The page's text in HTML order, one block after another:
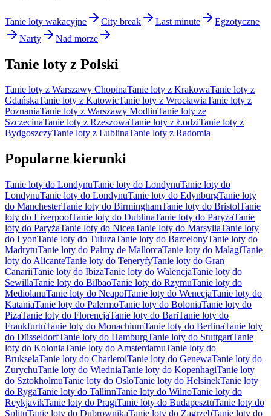
Tanie loty wakacyjne City break Last minute
Egzotyczne
Narty
Nad morze
Tanie loty z Polski
Tanie loty z Warszawy ChopinaTanie loty z KrakowaTanie loty z
GdańskaTanie loty z KatowicTanie loty z WrocławiaTanie loty z
PoznaniaTanie loty z Warszawy ModlinTanie loty ze
SzczecinaTanie loty z RzeszowaTanie loty z ŁodziTanie loty z
BydgoszczyTanie loty z LublinaTanie loty z Radomia
Popularne kierunki
Tanie loty do LondynuTanie loty do LondynuTanie loty do
LondynuTanie loty do LondynuTanie loty do EdynburgTanie loty
do ManchesterTanie loty do BirminghamTanie loty do BristolTanie
loty do LiverpoolTanie loty do DublinaTanie loty do ParyżaTanie
loty do ParyżaTanie loty do NiceaTanie loty do MarsyliaTanie loty
do LyonTanie loty do TuluzaTanie loty do BarcelonyTanie loty do
MadrytuTanie loty do Palmy de MallorcaTanie loty do MalagiTanie
loty do AlicanteTanie loty do TeneryfyTanie loty do Gran
CanariiTanie loty do IbizaTanie loty do WalencjaTanie loty do
SewillaTanie loty do BilbaoTanie loty do RzymuTanie loty do
MediolanuTanie loty do NeapolTanie loty do WenecjaTanie loty do
KataniaTanie loty do PalermoTanie loty do BoloniaTanie loty do
PizaTanie loty do FlorencjaTanie loty do BariTanie loty do
FrankfurtuTanie loty do MonachiumTanie loty do BerlinaTanie loty
do DüsseldorfTanie loty do HamburgTanie loty do StuttgartTanie
loty do KoloniaTanie loty do AmsterdamuTanie loty do
BrukselaTanie loty do CharleroiTanie loty do GenewaTanie loty do
ZurychuTanie loty do WiedniaTanie loty do KopenhagiTanie loty
do SztokholmuTanie loty do OsloTanie loty do HelsinekTanie loty
do RygaTanie loty do TallinnTanie loty do WilnoTanie loty do
ReykjavikTanie loty do PragiTanie loty do BudapesztuTanie loty do
SplituTanie loty do DubrownikaTanie loty do ZagrzebTanie loty do